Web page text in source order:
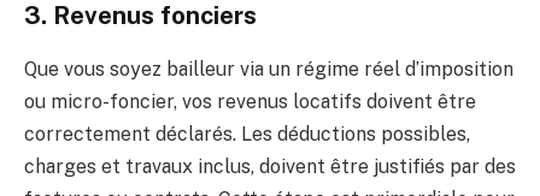
3. Revenus fonciers
Que vous soyez bailleur via un régime réel d’imposition
ou micro-foncier, vos revenus locatifs doivent être
correctement déclarés. Les déductions possibles,
charges et travaux inclus, doivent être justifiés par des